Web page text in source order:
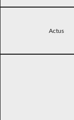
Actus